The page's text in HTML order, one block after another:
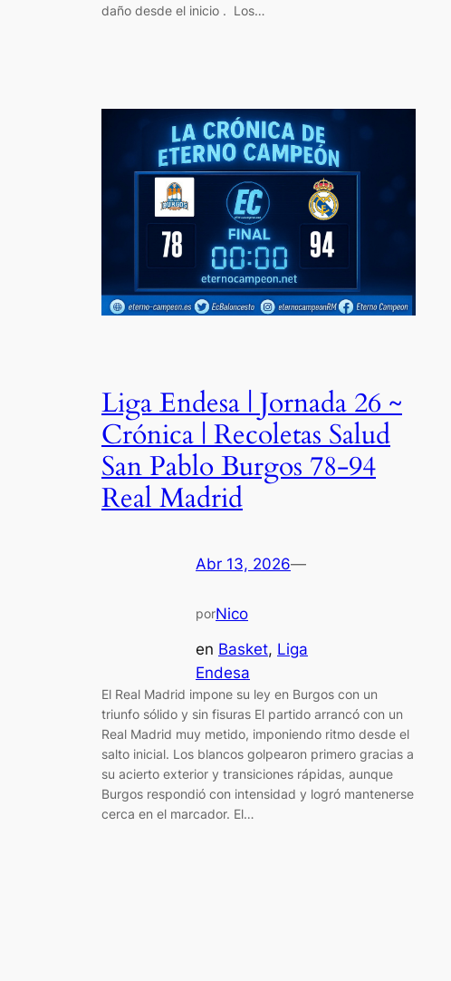
daño desde el inicio . Los…
Liga Endesa | Jornada 26 ~
Crónica | Recoletas Salud
San Pablo Burgos 78-94
Real Madrid
Abr 13, 2026—
porNico
en Basket, Liga
Endesa
El Real Madrid impone su ley en Burgos con un
triunfo sólido y sin fisuras El partido arrancó con un
Real Madrid muy metido, imponiendo ritmo desde el
salto inicial. Los blancos golpearon primero gracias a
su acierto exterior y transiciones rápidas, aunque
Burgos respondió con intensidad y logró mantenerse
cerca en el marcador. El…